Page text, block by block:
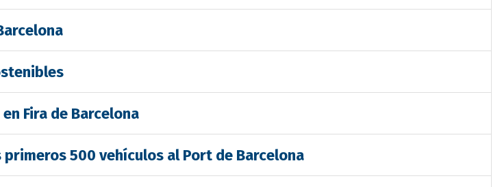
Fira de Barcelona
primeros 500 vehículos al Port de Barcelona